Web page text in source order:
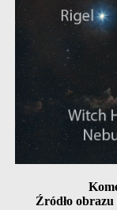
Źródło